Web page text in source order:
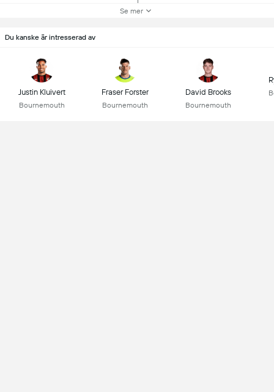
Se mer
Du kanske är intresserad av
Justin Kluivert
Bournemouth
Fraser Forster
Bournemouth
David Brooks
Bournemouth